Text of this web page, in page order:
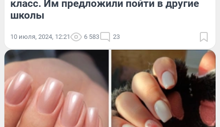
класс. Им предложили пойти в другие
школы
10 июля, 2024, 12:21 6 583 23